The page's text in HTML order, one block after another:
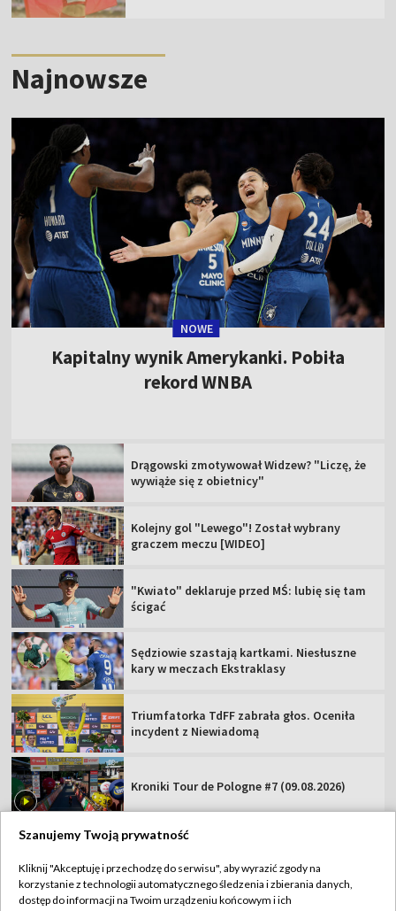
Najnowsze
NOWE
Kapitalny wynik Amerykanki. Pobiła
rekord WNBA
Drągowski zmotywował Widzew? "Liczę, że
wywiąże się z obietnicy"
Kolejny gol "Lewego"! Został wybrany
graczem meczu [WIDEO]
"Kwiato" deklaruje przed MŚ: lubię się tam
ścigać
Sędziowie szastają kartkami. Niesłuszne
kary w meczach Ekstraklasy
Triumfatorka TdFF zabrała głos. Oceniła
incydent z Niewiadomą
Kroniki Tour de Pologne #7 (09.08.2026)
TVP
Szanujemy Twoją prywatność
Kliknij "Akceptuję i przechodzę do serwisu", aby wyrazić zgody na
korzystanie z technologii automatycznego śledzenia i zbierania danych,
dostęp do informacji na Twoim urządzeniu końcowym i ich